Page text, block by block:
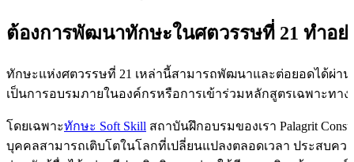
ต้องการพัฒนาทักษะในศตวรรษที่ 21 ทำอย่
ทักษะแห่งศตวรรษที่ 21 เหล่านี้สามารถพัฒนาและต่อยอดได้ผ่าน
เป็นการอบรมภายในองค์กรหรือการเข้าร่วมหลักสูตรเฉพาะทาง
โดยเฉพาะทักษะ Soft Skill สถาบันฝึกอบรมของเรา Palagrit
บุคคลสามารถเติบโตในโลกที่เปลี่ยนแปลงตลอดเวลา ประสบคว